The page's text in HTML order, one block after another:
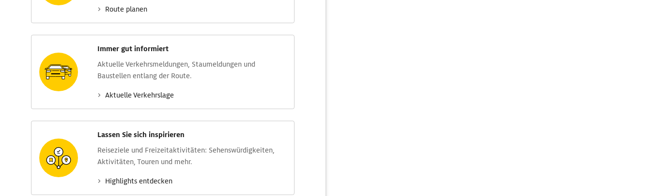
Route planen
Immer gut informiert
Aktuelle Verkehrs­meldungen, Stau­meldungen und
Baustellen entlang der Route.
Aktuelle Verkehrs­lage
Lassen Sie sich inspirieren
Reise­ziele und Freizeit­aktivitäten: Sehens­würdig­keiten,
Aktivitäten, Touren und mehr.
Highlights entdecken